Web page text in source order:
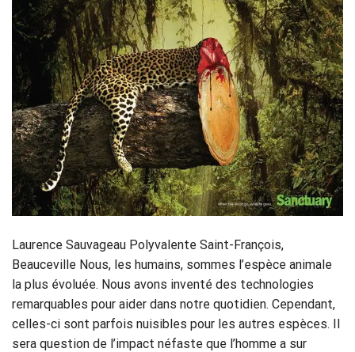
Laurence Sauvageau Polyvalente Saint-François,
Beauceville Nous, les humains, sommes l’espèce animale
la plus évoluée. Nous avons inventé des technologies
remarquables pour aider dans notre quotidien. Cependant,
celles-ci sont parfois nuisibles pour les autres espèces. Il
sera question de l’impact néfaste que l’homme a sur